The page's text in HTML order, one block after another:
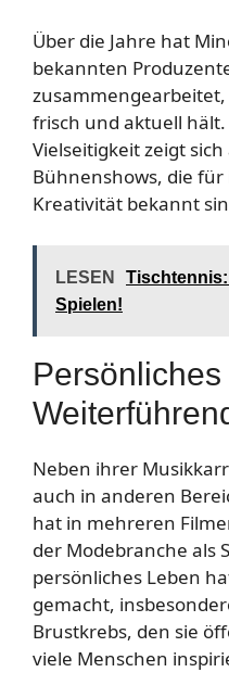
Über die Jahre hat
bekannten
frisch und aktuell
Vielseitigkeit zeigt
Bühnenshows, die
Kreativität bekannt
LESEN
Spielen!
Neben ihrer
auch in anderen
hat in mehreren
der Modebranche als
persönliches Leben
gemacht,
Brustkrebs, den sie
viele Menschen